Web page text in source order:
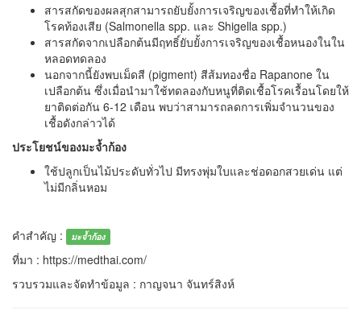
สารสกัดของผลสุกสามารถยับยั้งการเจริญของเชื้อที่ทำให้เกิด
โรคท้องเสีย (Salmonella spp. และ Shigella spp.)
สารสกัดจากเปลือกต้นมีฤทธิ์ยับยั้งการเจริญของเชื้อหนองในใน
หลอดทดลอง
นอกจากนี้ยังพบเม็ดสี (pigment) สีส้มทองชื่อ Rapanone ใน
เปลือกต้น ซึ่งเมื่อนำมาใช้ทดลองกับหนูที่ติดเชื้อโรคเรื้อนโดยให้
ยาติดต่อกัน 6-12 เดือน พบว่าสามารถลดการเพิ่มจำนวนของ
เชื้อดังกล่าวได้
ประโยชน์ของมะจ้ำก้อง
ใช้ปลูกเป็นไม้ประดับทั่วไป มีทรงพุ่มใบและช่อดอกสวยเด่น แต่
ไม่มีกลิ่นหอม
คำสำคัญ : มะจ้ำก้อง
ที่มา : https://medthai.com/
รวบรวมและจัดทำข้อมูล : กาญจนา จันทร์สิงห์